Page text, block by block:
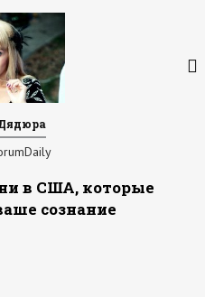
в США, которые
сознание